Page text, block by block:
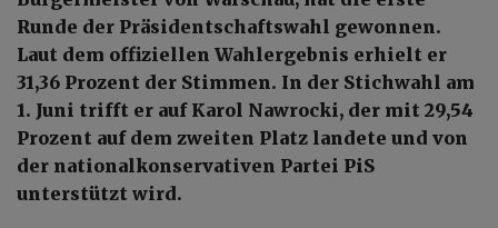
Runde der Präsidentschaftswahl gewonnen.
Laut dem offiziellen Wahlergebnis erhielt er
31,36 Prozent der Stimmen. In der Stichwahl am
1. Juni trifft er auf Karol Nawrocki, der mit 29,54
Prozent auf dem zweiten Platz landete und von
der nationalkonservativen Partei PiS
unterstützt wird.